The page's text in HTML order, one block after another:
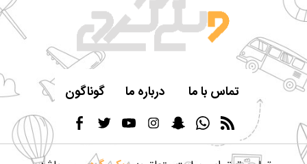
تماس با ما درباره ما گوناگون